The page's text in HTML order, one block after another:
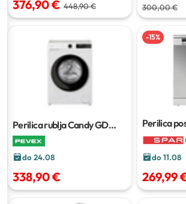
376,90 € 448,90 € 300,00 €
Perilica rublja Candy GD
26SS6-S
do 24.08
338,90 €
-15%
Perilica
601473C X
do 11.08
269,99